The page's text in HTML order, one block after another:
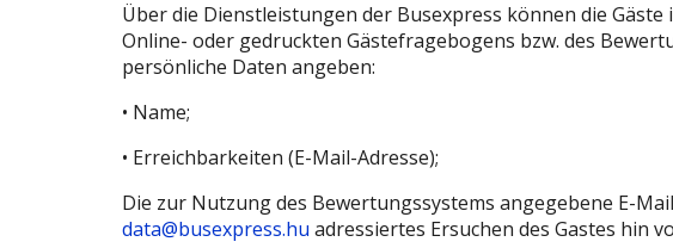
Über die Dienstleistungen der Busexpress können die
Online- oder gedruckten Gästefragebogens bzw. des
persönliche Daten angeben:
• Name;
• Erreichbarkeiten (E-Mail-Adresse);
Die zur Nutzung des Bewertungssystems angegebene E-
data@busexpress.hu adressiertes Ersuchen des Gastes hin